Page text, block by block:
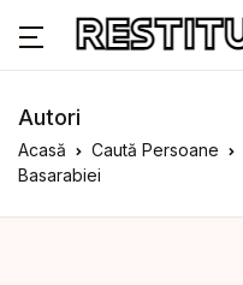
Autori
Acasă Caută Persoane
Basarabiei